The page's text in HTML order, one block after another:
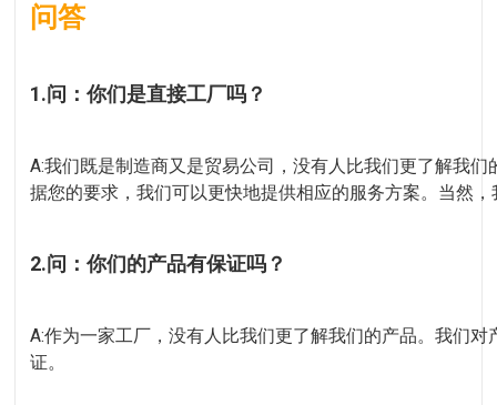
问答
1.问：你们是直接工厂吗？
A:我们既是制造商又是贸易公司，没有人比我们更了解我
据您的要求，我们可以更快地提供相应的服务方案。当然
2.问：你们的产品有保证吗？
A:作为一家工厂，没有人比我们更了解我们的产品。我们
证。